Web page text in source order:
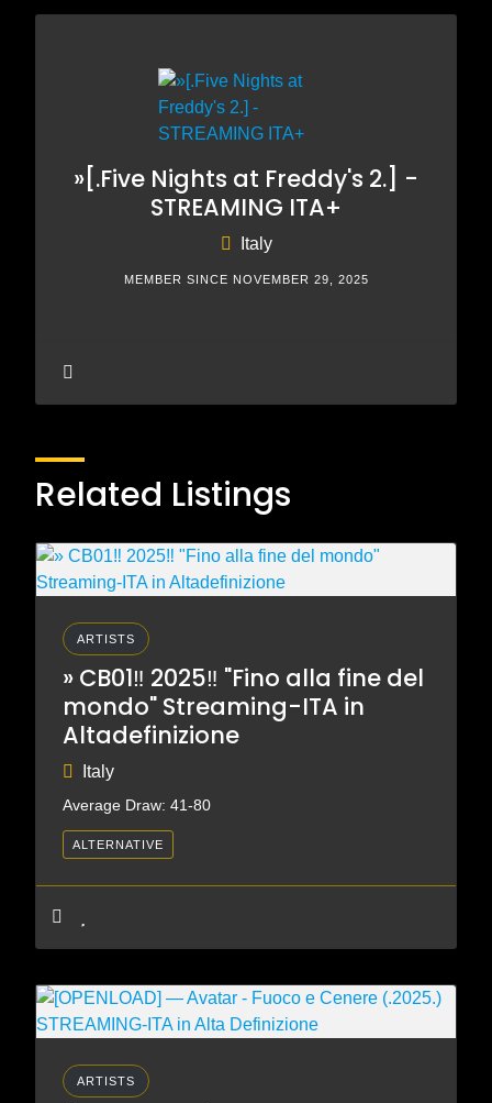
»[.Five Nights at Freddy's 2.] -
STREAMING ITA+
Italy
MEMBER SINCE NOVEMBER 29, 2025
Related Listings
ARTISTS
» CB01‼️ 2025‼️ "Fino alla fine del
mondo" Streaming-ITA in
Altadefinizione
Italy
Average Draw: 41-80
ALTERNATIVE
ARTISTS